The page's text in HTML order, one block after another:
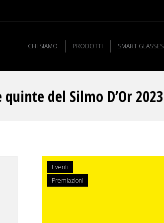
CHI SIAMO PRODOTTI SMART GLASSES
del Silmo D’Or 2023
Eventi
Premiazioni